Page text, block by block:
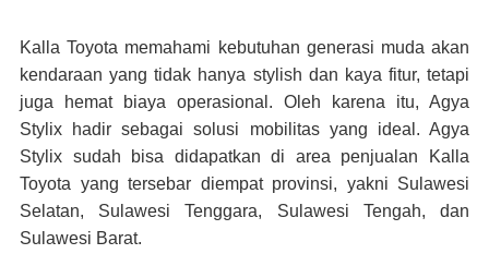
Kalla Toyota memahami kebutuhan generasi muda akan
kendaraan yang tidak hanya stylish dan kaya fitur, tetapi
juga hemat biaya operasional. Oleh karena itu, Agya
Stylix hadir sebagai solusi mobilitas yang ideal. Agya
Stylix sudah bisa didapatkan di area penjualan Kalla
Toyota yang tersebar diempat provinsi, yakni Sulawesi
Selatan, Sulawesi Tenggara, Sulawesi Tengah, dan
Sulawesi Barat.